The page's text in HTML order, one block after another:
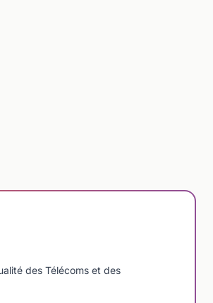
des Télécoms et des